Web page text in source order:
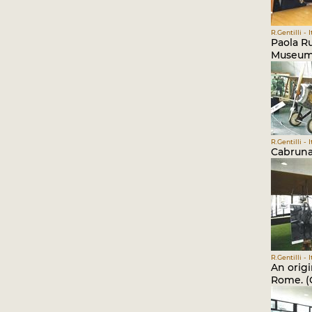
R.Gentilli -
Paola
R.Gentilli -
R.Gentilli -
An
Rome.